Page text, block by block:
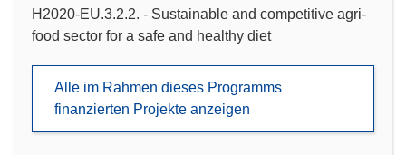
H2020-EU.3.2.2. - Sustainable and competitive agri-
food sector for a safe and healthy diet
Alle im Rahmen dieses Programms
finanzierten Projekte anzeigen